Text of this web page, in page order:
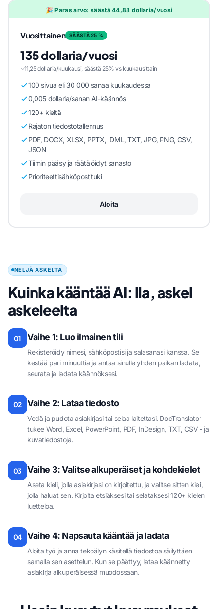
🎉 Paras arvo: säästä 44,88 dollaria/vuosi
Vuosittainen SÄÄSTÄ 25 %
135 dollaria/vuosi
~11,25 dollaria/kuukausi, säästä 25% vs kuukausittain
100 sivua eli 30 000 sanaa kuukaudessa
0,005 dollaria/sanan AI-käännös
120+ kieltä
Rajaton tiedostotallennus
PDF, DOCX, XLSX, PPTX, IDML, TXT, JPG, PNG, CSV,
JSON
Tiimin pääsy ja räätälöidyt sanasto
Prioriteettisähköpostituki
Aloita
NELJÄ ASKELTA
Kuinka kääntää AI: lla, askel
askeleelta
01 Vaihe 1: Luo ilmainen tili
Rekisteröidy nimesi, sähköpostisi ja salasanasi kanssa. Se
kestää pari minuuttia ja antaa sinulle yhden paikan ladata,
seurata ja ladata käännöksesi.
02 Vaihe 2: Lataa tiedosto
Vedä ja pudota asiakirjasi tai selaa laitettasi. DocTranslator
tukee Word, Excel, PowerPoint, PDF, InDesign, TXT, CSV - ja
kuvatiedostoja.
03 Vaihe 3: Valitse alkuperäiset ja kohdekielet
Aseta kieli, jolla asiakirjasi on kirjoitettu, ja valitse sitten kieli,
jolla haluat sen. Kirjoita etsiäksesi tai selataksesi 120+ kielen
luetteloa.
04 Vaihe 4: Napsauta kääntää ja ladata
Aloita työ ja anna tekoälyn käsitellä tiedostoa säilyttäen
samalla sen asettelun. Kun se päättyy, lataa käännetty
asiakirja alkuperäisessä muodossaan.